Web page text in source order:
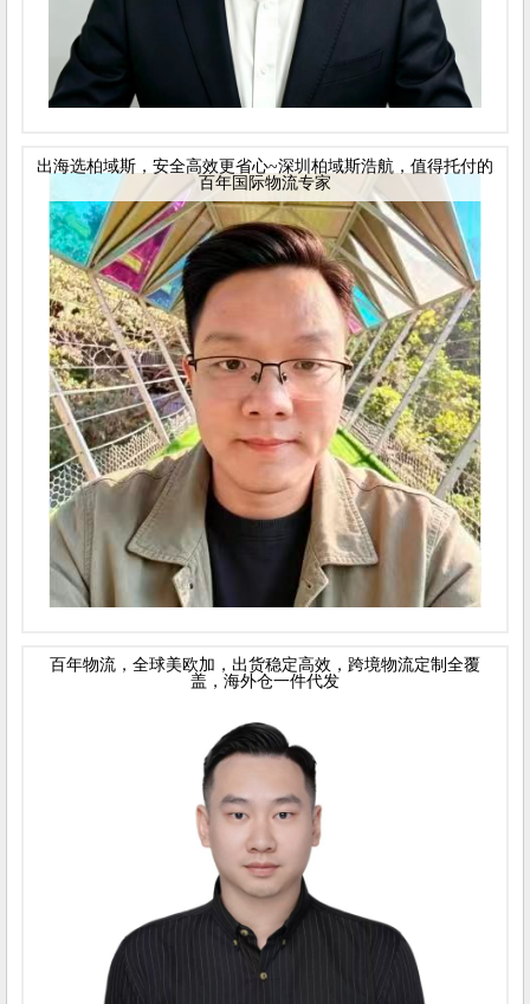
出海选柏域斯，安全高效更省心~深圳柏域斯浩航，值得托付的
百年国际物流专家
百年物流，全球美欧加，出货稳定高效，跨境物流定制全覆
盖，海外仓一件代发